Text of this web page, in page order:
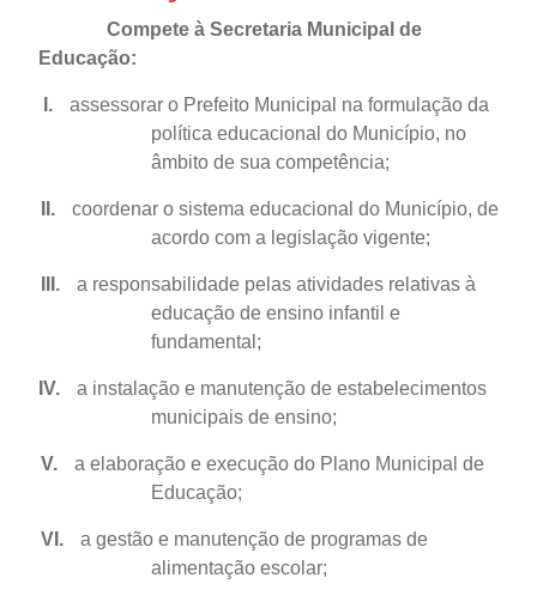
Compete à Secretaria Municipal de
Educação:
I.
assessorar o Prefeito Municipal na formulação da
política educacional do Município, no
âmbito de sua competência;
II.
coordenar o sistema educacional do Município, de
acordo com a legislação vigente;
III.
a responsabilidade pelas atividades relativas à
educação de ensino infantil e
fundamental;
IV.
a instalação e manutenção de estabelecimentos
municipais de ensino;
V.
a elaboração e execução do Plano Municipal de
Educação;
VI.
a gestão e manutenção de programas de
alimentação escolar;